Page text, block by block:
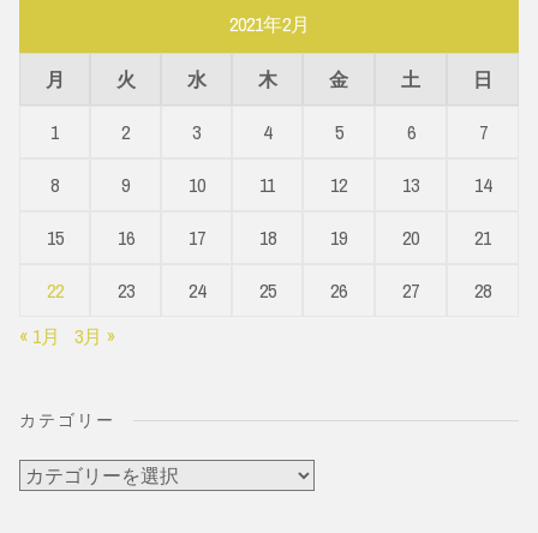
2021年2月
月 火 水 木 金 土
日
1
2 3 4 5 6
7
8
9 10 11 12 13
14
15
16 17 18 19 20
21
22
23 24 25 26 27
28
« 1月
3月 »
カテゴリー
カ